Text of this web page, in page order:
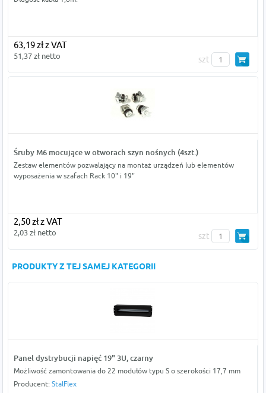
63,19 zł z VAT
51,37 zł netto szt
Śruby M6 mocujące w otworach szyn nośnych (4szt.)
Zestaw elementów pozwalający na montaż urządzeń lub elementów
wyposażenia w szafach Rack 10" i 19"
2,50 zł z VAT
2,03 zł netto szt
PRODUKTY Z TEJ SAMEJ KATEGORII
Panel dystrybucji napięć 19" 3U, czarny
Możliwość zamontowania do 22 modułów typu S o szerokości 17,7 mm
Producent: StalFlex